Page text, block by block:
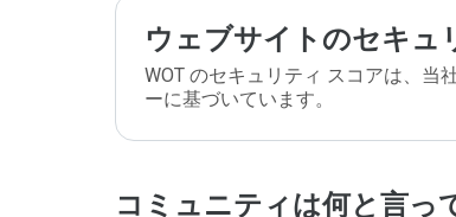
ウェブサイトのセキュ
WOT のセキュリティ スコアは、当
ーに基づいています。
コミュニティは何と言っ